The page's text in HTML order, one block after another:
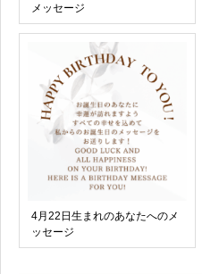
メッセージ
4月22日生まれのあなたへのメ
ッセージ